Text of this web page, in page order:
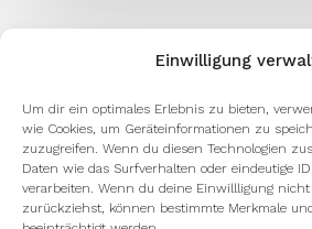
Einwilligung
Um dir ein optimales Erlebnis zu bieten,
wie Cookies, um Geräteinformationen zu
zuzugreifen. Wenn du diesen Technologien
Daten wie das Surfverhalten oder eindeutige
verarbeiten. Wenn du deine Einwillligung
zurückziehst, können bestimmte Merkmale